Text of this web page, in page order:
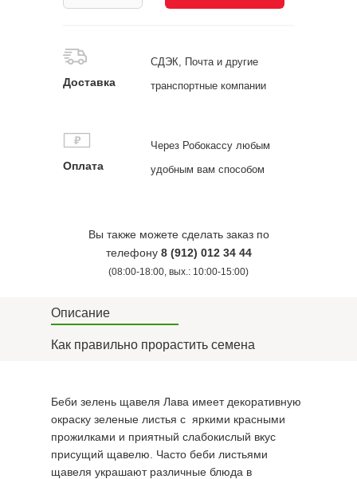
Доставка
СДЭК, Почта и другие
транспортные компании
Оплата
Через Робокассу любым
удобным вам способом
Вы также можете сделать заказ по
телефону 8 (912) 012 34 44
(08:00-18:00, вых.: 10:00-15:00)
Описание
Как правильно прорастить семена
Беби зелень щавеля Лава имеет декоративную
окраску зеленые листья с яркими красными
прожилками и приятный слабокислый вкус
присущий щавелю. Часто беби листьями
щавеля украшают различные блюда в